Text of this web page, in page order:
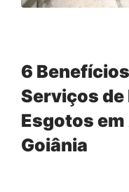
6
Serviços
Esgotos
Goiânia